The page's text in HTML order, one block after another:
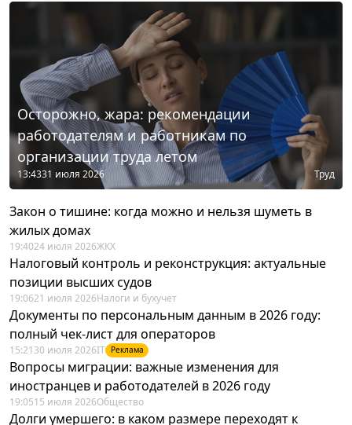
Осторожно, жара: рекомендации
работодателям и работникам по
организации труда летом
13:4331 июля 2026 Труд
Закон о тишине: когда можно и нельзя шуметь в
жилых домах
19:4024 июля 2026ЖКХ
Налоговый контроль и реконструкция: актуальные
позиции высших судов
19:0621 июля 2026Налоги и бухучет
Документы по персональным данным в 2026 году:
полный чек-лист для операторов
15:21 30 июля 2026IT Реклама
Вопросы миграции: важные изменения для
иностранцев и работодателей в 2026 году
19:0515 июля 2026Общество
Долги умершего: в каком размере переходят к